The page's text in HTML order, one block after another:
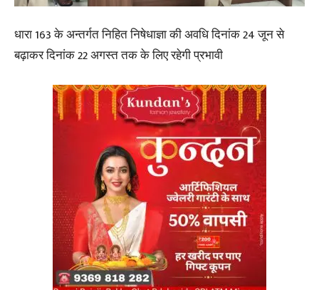
धारा 163 के अन्तर्गत निहित निषेधाज्ञा की अवधि दिनांक 24 जून से
बढ़ाकर दिनांक 22 अगस्त तक के लिए रहेगी प्रभावी